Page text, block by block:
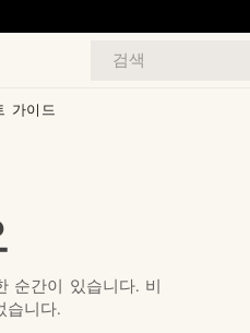
검색
가이드
순간이 있습니다. 비
습니다.